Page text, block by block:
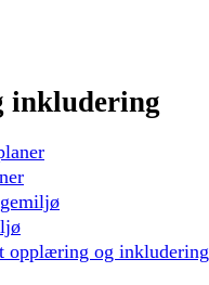
inkludering
opplæring og inkludering